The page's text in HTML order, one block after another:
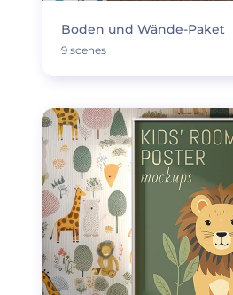
Boden und Wände-Paket
9 scenes